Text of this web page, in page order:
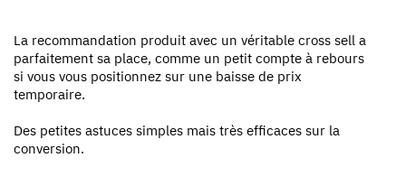
La recommandation produit avec un véritable cross sell a
parfaitement sa place, comme un petit compte à rebours
si vous vous positionnez sur une baisse de prix
temporaire.
Des petites astuces simples mais très efficaces sur la
conversion.